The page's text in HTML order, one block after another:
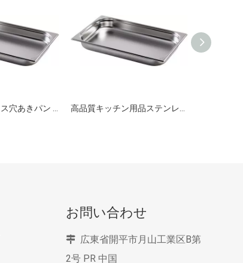
お問い合わせ
 広東省開平市月山工業区B第
2号 PR 中国